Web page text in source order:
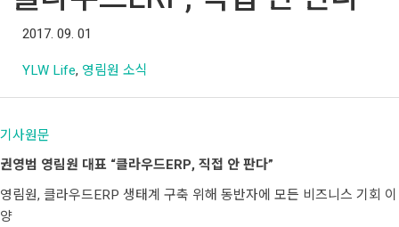
2017. 09. 01
YLW Life, 영림원 소식
기사원문
권영범 영림원 대표 “클라우드ERP, 직접 안 판다”
영림원, 클라우드ERP 생태계 구축 위해 동반자에 모든 비즈니스 기회 이
양